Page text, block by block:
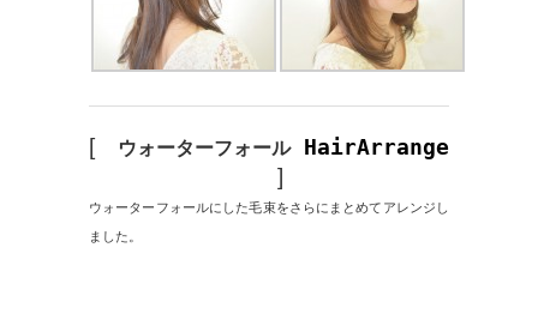
[ ウォーターフォールHairArrange
]
ウォーターフォールにした毛束をさらにまとめてアレンジし
ました。